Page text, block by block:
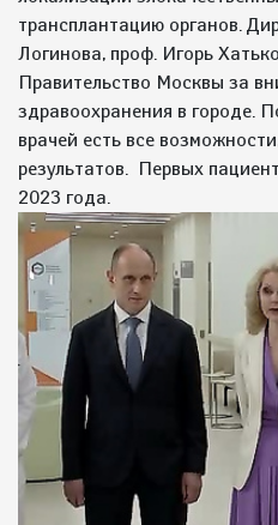
трансплантацию органов.
Логинова, проф. Игорь
Правительство Москвы за
здравоохранения в городе.
врачей есть все
результатов. Первых
2023 года.